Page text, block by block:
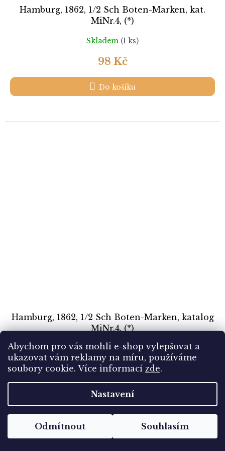
Abychom pro vás mohli e-shop vylepšovat a
ukazovat vám reklamy na míru, používáme
soubory cookie. Více informací zde.
Nastavení
Odmítnout Souhlasím
Hamburg, 1862, 1/2 Sch Boten-Marken, kat.
MiNr.4, (*)
Skladem (1 ks)
98 Kč
Do košíku
Hamburg, 1862, 1/2 Sch Boten-Marken, katalog
MiNr.4, (*)
Skladem(1 ks)
98 Kč
Do košíku